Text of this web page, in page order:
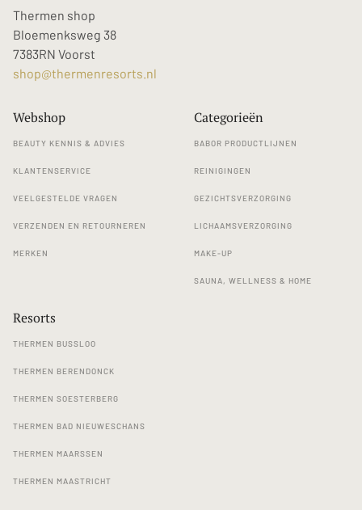
Thermen shop
Bloemenksweg 38
7383RN Voorst
shop@thermenresorts.nl
Webshop
BEAUTY KENNIS & ADVIES
KLANTENSERVICE
VEELGESTELDE VRAGEN
VERZENDEN EN RETOURNEREN
MERKEN
Categorieën
BABOR PRODUCTLIJNEN
REINIGINGEN
GEZICHTSVERZORGING
LICHAAMSVERZORGING
MAKE-UP
SAUNA, WELLNESS & HOME
Resorts
THERMEN BUSSLOO
THERMEN BERENDONCK
THERMEN SOESTERBERG
THERMEN BAD NIEUWESCHANS
THERMEN MAARSSEN
THERMEN MAASTRICHT